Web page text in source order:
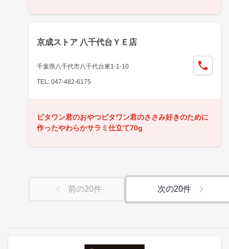
京成ストア 八千代台ＹＥ店
千葉県八千代市八千代台東1-1-10
TEL: 047-482-6175
ビタワン君のおやつビタワン君のささみ好きのために
作ったやわらかサラミ仕立て70g
前の20件 次の20件